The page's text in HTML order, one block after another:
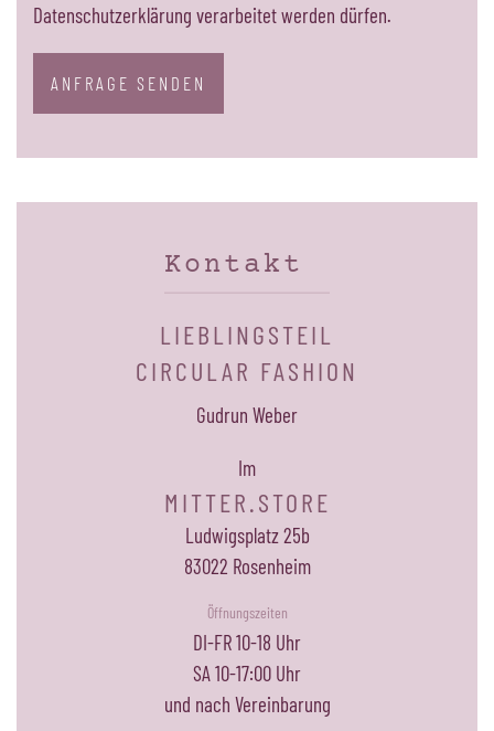
Datenschutzerklärung verarbeitet werden dürfen.
ANFRAGE SENDEN
Kontakt
LIEBLINGSTEIL
CIRCULAR FASHION
Gudrun Weber
Im
MITTER.STORE
Ludwigsplatz 25b
83022 Rosenheim
Öffnungszeiten
DI-FR 10-18 Uhr
SA 10-17:00 Uhr
und nach Vereinbarung